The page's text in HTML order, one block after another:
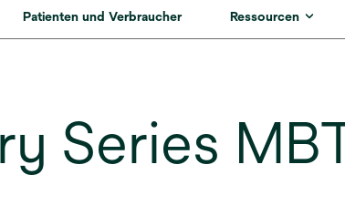
Patienten und Verbraucher Ressourcen
Series